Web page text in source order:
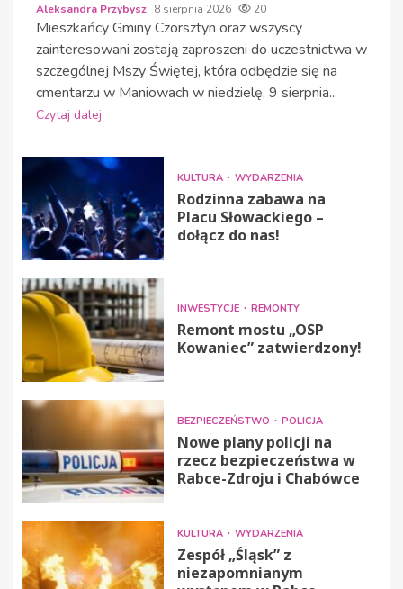
Aleksandra Przybysz 8 sierpnia 2026 20
Mieszkańcy Gminy Czorsztyn oraz wszyscy
zainteresowani zostają zaproszeni do uczestnictwa w
szczególnej Mszy Świętej, która odbędzie się na
cmentarzu w Maniowach w niedzielę, 9 sierpnia...
Czytaj dalej
KULTURA WYDARZENIA
Rodzinna zabawa na
Placu Słowackiego –
dołącz do nas!
INWESTYCJE REMONTY
Remont mostu „OSP
Kowaniec” zatwierdzony!
BEZPIECZEŃSTWO POLICJA
Nowe plany policji na
rzecz bezpieczeństwa w
Rabce-Zdroju i Chabówce
KULTURA WYDARZENIA
Zespół „Śląsk” z
niezapomnianym